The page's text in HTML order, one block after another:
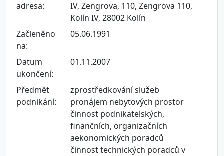
adresa:
IV, Zengrova, 110, Zengrova 110,
Kolín IV, 28002 Kolín
Začleněno
na:
05.06.1991
Datum
ukončení:
01.11.2007
Předmět
podnikání:
zprostředkování služeb
pronájem nebytových prostor
činnost podnikatelských,
finančních, organizačních
aekonomických poradců
činnost technických poradců v